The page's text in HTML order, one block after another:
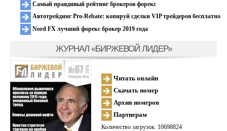
Самый правдивый рейтинг брокеров форекс
Автотрейдинг Pro-Rebate: копируй сделки VIP трейдеров бесплатно
Nord FX лучший форекс брокер 2019 года
ЖУРНАЛ «БИРЖЕВОЙ ЛИДЕР»
Читать онлайн
Скачать номер
Архив номеров
Партнерам
Количество загрузок: 10698824